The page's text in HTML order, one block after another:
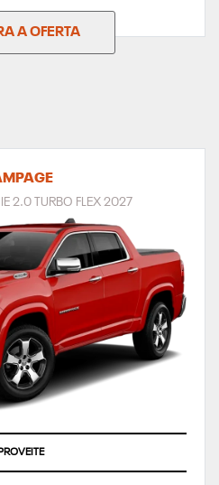
A OFERTA
2.0 TURBO FLEX 2027